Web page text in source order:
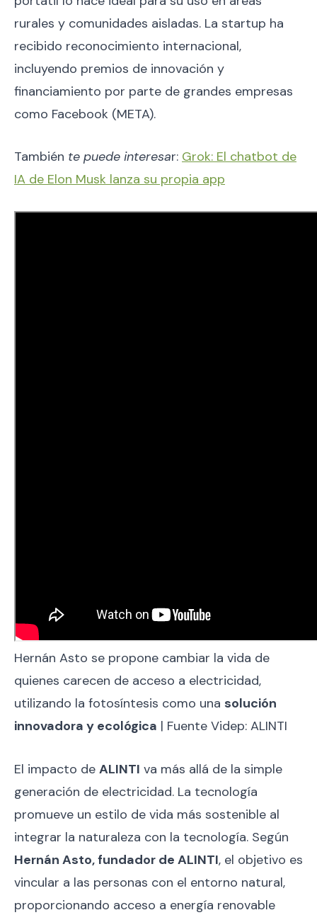
rurales y comunidades aisladas. La startup ha
recibido reconocimiento internacional,
incluyendo premios de innovación y
financiamiento por parte de grandes empresas
como Facebook (META).
También te puede interesar: Grok: El chatbot de
IA de Elon Musk lanza su propia app
Hernán Asto se propone cambiar la vida de
quienes carecen de acceso a electricidad,
utilizando la fotosíntesis como una solución
innovadora y ecológica | Fuente Videp: ALINTI
El impacto de ALINTI va más allá de la simple
generación de electricidad. La tecnología
promueve un estilo de vida más sostenible al
integrar la naturaleza con la tecnología. Según
Hernán Asto, fundador de ALINTI, el objetivo es
vincular a las personas con el entorno natural,
proporcionando acceso a energía renovable